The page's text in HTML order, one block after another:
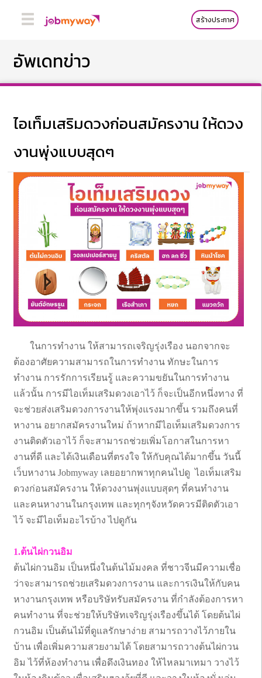
สร้างประกาศ
อัพเดทข่าว
ไอเท็มเสริมดวงก่อนสมัครงาน ให้ดวง
งานพุ่งแบบสุดๆ
ในการทำงาน ให้สามารถเจริญรุ่งเรือง นอกจากจะ
ต้องอาศัยความสามารถในการทำงาน ทักษะในการ
ทำงาน การรักการเรียนรู้ และความขยันในการทำงาน
แล้วนั้น การมีไอเท็มเสริมดวงเอาไว้ ก็จะเป็นอีกหนึ่งทาง ที่
จะช่วยส่งเสริมดวงการงานให้พุ่งแรงมากขึ้น รวมถึงคนที่
หางาน อยากสมัครงานใหม่ ถ้าหากมีไอเท็มเสริมดวงการ
งานติดตัวเอาไว้ ก็จะสามารถช่วยเพิ่มโอกาสในการหา
งานที่ดี และได้เงินเดือนที่ตรงใจ ให้กับคุณได้มากขึ้น วันนี้
เว็บหางาน Jobmyway เลยอยากพาทุกคนไปดู ไอเท็มเสริม
ดวงก่อนสมัครงาน ให้ดวงงานพุ่งแบบสุดๆ ที่คนทำงาน
และคนหางานในกรุงเทพ และทุกๆจังหวัดควรมีติดตัวเอา
ไว้ จะมีไอเท็มอะไรบ้าง ไปดูกัน
1.ต้นไผ่กวนอิม
ต้นไผ่กวนอิม เป็นหนึ่งในต้นไม้มงคล ที่ชาวจีนมีความเชื่อ
ว่าจะสามารถช่วยเสริมดวงการงาน และการเงินให้กับคน
หางานกรุงเทพ หรือบริษัทรับสมัครงาน ที่กำลังต้องการหา
คนทำงาน ที่จะช่วยให้บริษัทเจริญรุ่งเรืองขึ้นได้ โดยต้นไผ่
กวนอิม เป็นต้นไม้ที่ดูแลรักษาง่าย สามารถวางไว้ภายใน
บ้าน เพื่อเพิ่มความสวยงามได้ โดยสามารถวางต้นไผ่กวน
อิม ไว้ที่ห้องทำงาน เพื่อดึงเงินทอง ให้ไหลมาเทมา วางไว้